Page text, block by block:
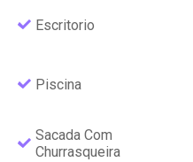
Escritorio
Piscina
Sacada Com
Churrasqueira